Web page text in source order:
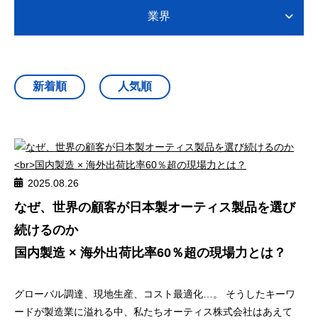
業界
2025.08.26
なぜ、世界の顧客が日本製オーティス製品を選び
続けるのか
国内製造 × 海外出荷比率60％超の現場力とは？
グローバル調達、現地生産、コスト最適化…。 そうしたキーワ
ードが製造業に溢れる中、私たちオーティス株式会社はあえて